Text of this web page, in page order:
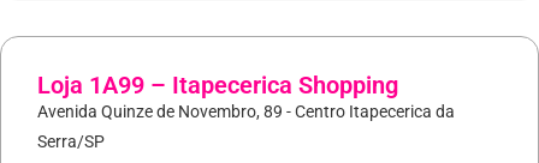
Loja 1A99 – Itapecerica Shopping
Avenida Quinze de Novembro, 89 - Centro Itapecerica da
Serra/SP